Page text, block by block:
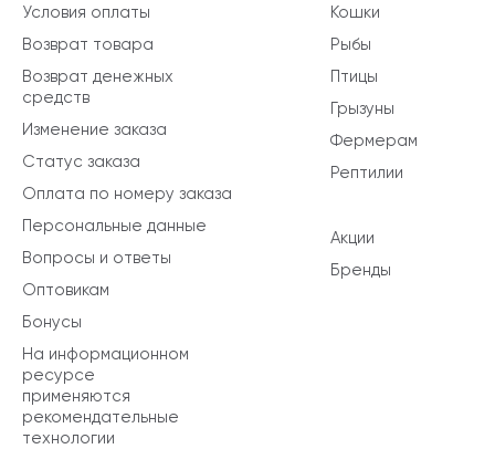
Кошки
Рыбы
Птицы
Грызуны
Фермерам
Рептилии
Акции
Бренды
Условия оплаты
Возврат товара
Возврат денежных
средств
Изменение заказа
Статус заказа
Оплата по номеру заказа
Персональные данные
Вопросы и ответы
Оптовикам
Бонусы
На информационном
ресурсе
применяются
рекомендательные
технологии